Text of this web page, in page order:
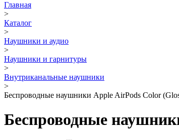
Главная
>
Каталог
>
Наушники и аудио
>
Наушники и гарнитуры
>
Внутриканальные наушники
>
Беспроводные наушники Apple AirPods Color
Беспроводные